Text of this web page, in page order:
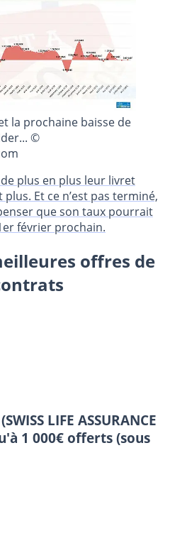
la prochaine baisse de
©
plus en plus leur livret
Et ce n’est pas terminé,
que son taux pourrait
février prochain.
offres de
LIFE ASSURANCE
1 000€ offerts (sous